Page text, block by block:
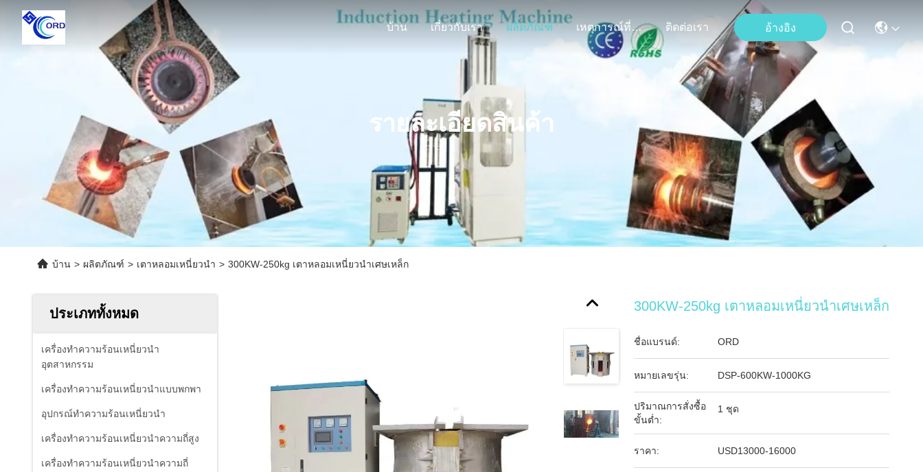
บ้าน เกี่ยวกับเรา ผลิตภัณฑ์ เหตุการณ์ที่เกิดขึ้น ติดต่อเรา อ้างอิง
รายละเอียดสินค้า
บ้าน > ผลิตภัณฑ์ > เตาหลอมเหนี่ยวนำ > 300KW-250kg เตาหลอมเหนี่ยวนำเศษเหล็ก
ประเภททั้งหมด
เครื่องทำความร้อนเหนี่ยวนำ
อุตสาหกรรม
เครื่องทำความร้อนเหนี่ยวนำแบบพกพา
อุปกรณ์ทำความร้อนเหนี่ยวนำ
เครื่องทำความร้อนเหนี่ยวนำความถี่สูง
เครื่องทำความร้อนเหนี่ยวนำความถี่
300KW-250kg เตาหลอมเหนี่ยวนำเศษเหล็ก
ชื่อแบรนด์: ORD
หมายเลขรุ่น: DSP-600KW-1000KG
ปริมาณการสั่งซื้อ
ขั้นต่ำ:
1 ชุด
ราคา: USD13000-16000